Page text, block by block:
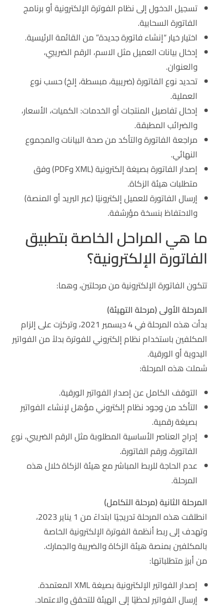
تسجيل الدخول إلى نظام الفوترة الإلكترونية أو برنامج
الفاتورة السحابية.
اختيار خيار “إنشاء فاتورة جديدة” من القائمة الرئيسية.
إدخال بيانات العميل مثل الاسم، الرقم الضريبي،
والعنوان.
تحديد نوع الفاتورة (ضريبية، مبسطة، إلخ) حسب نوع
العملية.
إدخال تفاصيل المنتجات أو الخدمات: الكميات، الأسعار،
والضرائب المطبقة.
مراجعة الفاتورة والتأكد من صحة البيانات والمجموع
النهائي.
إصدار الفاتورة بصيغة إلكترونية (XML وPDF) وفق
متطلبات هيئة الزكاة.
إرسال الفاتورة للعميل إلكترونيًا (عبر البريد أو المنصة)
والاحتفاظ بنسخة مؤرشفة.
ما هي المراحل الخاصة بتطبيق
الفاتورة الإلكترونية؟
تتكون الفاتورة الإلكترونية من مرحلتين، وهما:
المرحلة الأولى (مرحلة التهيئة)
بدأت هذه المرحلة في 4 ديسمبر 2021، وتركزت على إلزام
المكلفين باستخدام نظام إلكتروني للفوترة بدلاً من الفواتير
اليدوية أو الورقية.
شملت هذه المرحلة:
التوقف الكامل عن إصدار الفواتير الورقية.
التأكد من وجود نظام إلكتروني مؤهل لإنشاء الفواتير
بصيغة رقمية.
إدراج العناصر الأساسية المطلوبة مثل الرقم الضريبي، نوع
الفاتورة، ورقم الفاتورة.
عدم الحاجة للربط المباشر مع هيئة الزكاة خلال هذه
المرحلة.
المرحلة الثانية (مرحلة التكامل)
انطلقت هذه المرحلة تدريجيًا ابتداءً من 1 يناير 2023،
وتهدف إلى ربط أنظمة الفوترة الإلكترونية الخاصة
بالمكلفين بمنصة هيئة الزكاة والضريبة والجمارك.
من أبرز متطلباتها:
إصدار الفواتير الإلكترونية بصيغة XML المعتمدة.
إرسال الفواتير لحظيًا إلى الهيئة للتحقق والاعتماد.